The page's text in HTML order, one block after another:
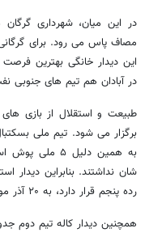
در این میان، شهرداری
مصاف پاس می رود. برای
این دیدار خانگی بهترین
در آبادان هم تیم های جنوبی
طبیعت و استقلال از بازی
به همین دلیل
شان نداشتند. بنابراین
رده پنجم قرار دارد، به ۲۰ آذر موکول شده است.
همچنین دیدار کاله تیم دوم